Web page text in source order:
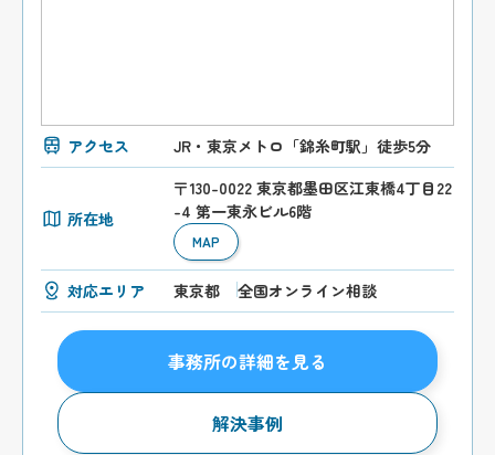
アクセス JR・東京メトロ「錦糸町駅」徒歩5分
所在地
〒130-0022 東京都墨田区江東橋4丁目22
-4 第一東永ビル6階
MAP
対応エリア 東京都 全国オンライン相談
事務所の詳細を見る
解決事例